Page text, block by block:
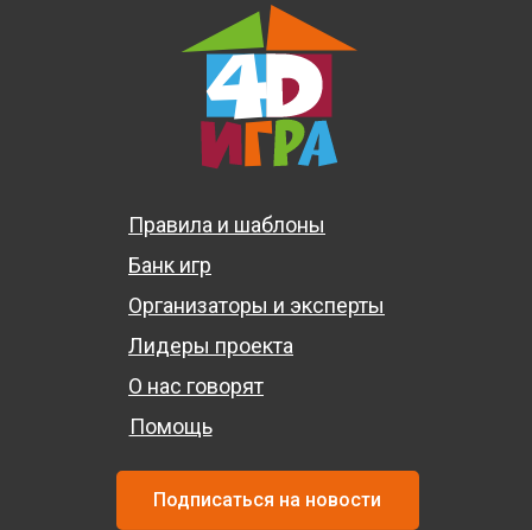
Подписаться на новости
Правила и шаблоны
Банк игр
Организаторы и эксперты
Лидеры проекта
О нас говорят
Помощь